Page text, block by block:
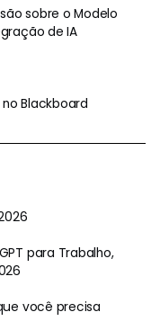
sobre o Modelo
de IA
Blackboard
para Trabalho,
você precisa